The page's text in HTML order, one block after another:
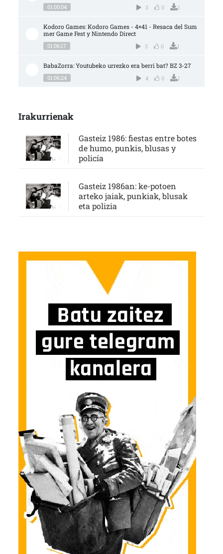
01:00:04 3 0 1
Kodoro Games: Kodoro Games - 4×41 - Resaca del Sum
mer Game Fest y Nintendo Direct
01:06:17 3 0 1
BabaZorra: Youtubeko urrezko era berri bat? BZ 3-27
01:06:24 4 0 1
Irakurrienak
Gasteiz 1986: fiestas entre botes
de humo, punkis, blusas y
policía
Gasteiz 1986an: ke-potoen
arteko jaiak, punkiak, blusak
eta polizia